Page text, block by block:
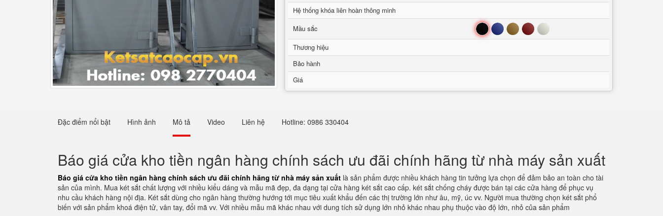
Hệ thống khóa liên hoàn thông minh
Mầu sắc
Đen Xanh Nâu Đỏ Trắng
Thương hiệu
Bảo hành
Giá
Đặc điểm nổi bật Hình ảnh Mô tả Video Liên hệ Hotline: 0986 330404
Báo giá cửa kho tiền ngân hàng chính sách ưu đãi chính hãng từ nhà máy sản xuất
Báo giá cửa kho tiền ngân hàng chính sách ưu đãi chính hãng từ nhà máy sản xuất là sản phẩm được nhiều khách hàng tin tưởng lựa chọn để đảm bảo an toàn cho tài
sản của mình. Mua két sắt chất lượng với nhiều kiểu dáng và mẫu mã đẹp, đa dạng tại cửa hàng két sắt cao cấp. két sắt chống cháy được bán tại các cửa hàng để phục vụ
nhu cầu khách hàng nội địa. Két sắt dùng cho ngân hàng thường hướng tới mục tiêu xuất khẩu đến các thị trường lớn như âu, mỹ, úc vv. Người mua thường chọn két sắt phổ
biến với sản phẩm khoá điện tử, vân tay, đổi mã vv. Với nhiều mẫu mã khác nhau với dung tích sử dụng lớn nhỏ khác nhau phụ thuộc vào độ lớn, nhỏ của sản phẩm